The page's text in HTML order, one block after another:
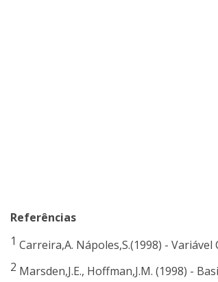
Referências
1 Carreira,A. Nápoles,S.(1998) -
2 Marsden,J.E., Hoffman,J.M. (1998) -